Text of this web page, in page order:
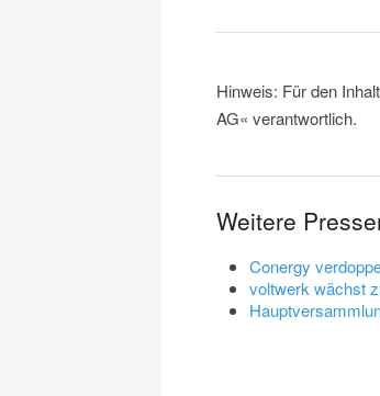
Hinweis: Für den
AG« verantwortlich.
Weitere
Conergy
voltwerk wächst